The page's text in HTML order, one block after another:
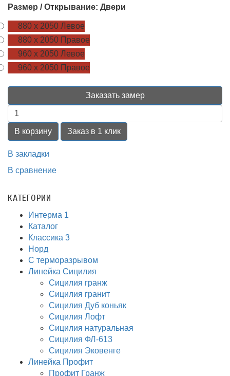
Размер / Открывание: Двери
880 х 2050 Левое
880 х 2050 Правое
960 х 2050 Левое
960 х 2050 Правое
Заказать замер
В корзину Заказ в 1 клик
В закладки
В сравнение
КАТЕГОРИИ
Интерма 1
Каталог
Классика 3
Норд
С терморазрывом
Линейка Сицилия
Сицилия гранж
Сицилия гранит
Сицилия Дуб коньяк
Сицилия Лофт
Сицилия натуральная
Сицилия ФЛ-613
Сицилия Эковенге
Линейка Профит
Профит Гранж